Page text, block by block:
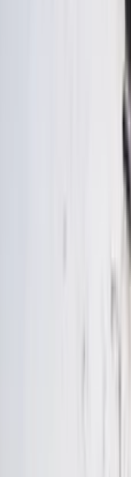
Module d'airbag
8200058365,
Mécanisme de
câbles de frein
d'occasion (2009/